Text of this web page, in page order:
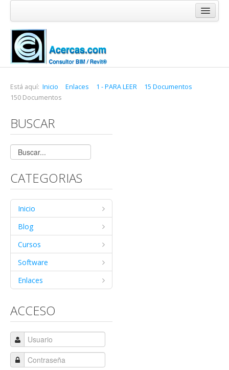
Inicio
Blog
Cursos
Software
Enlaces
Acercas
Está aquí: Inicio Enlaces 1 - PARA LEER
15 Documentos
150 Documentos
BUSCAR
CATEGORIAS
Inicio
Blog
Cursos
Software
Enlaces
ACCESO